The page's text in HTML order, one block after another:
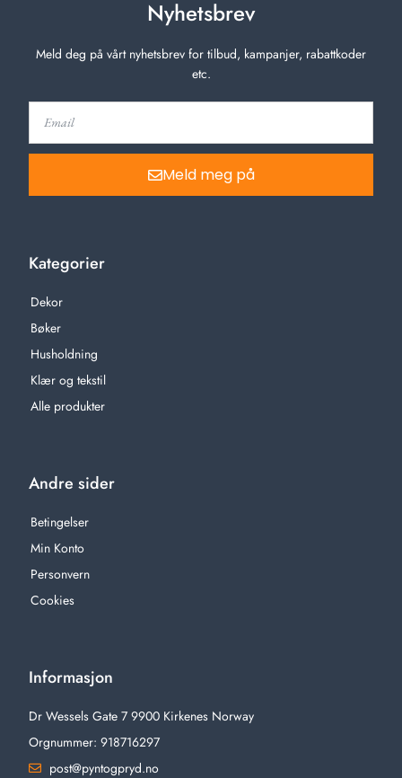
Nyhetsbrev
Meld deg på vårt nyhetsbrev for tilbud, kampanjer, rabattkoder
etc.
Meld meg på
Kategorier
Dekor
Bøker
Husholdning
Klær og tekstil
Alle produkter
Andre sider
Betingelser
Min Konto
Personvern
Cookies
Informasjon
Dr Wessels Gate 7 9900 Kirkenes Norway
Orgnummer: 918716297
post@pyntogpryd.no